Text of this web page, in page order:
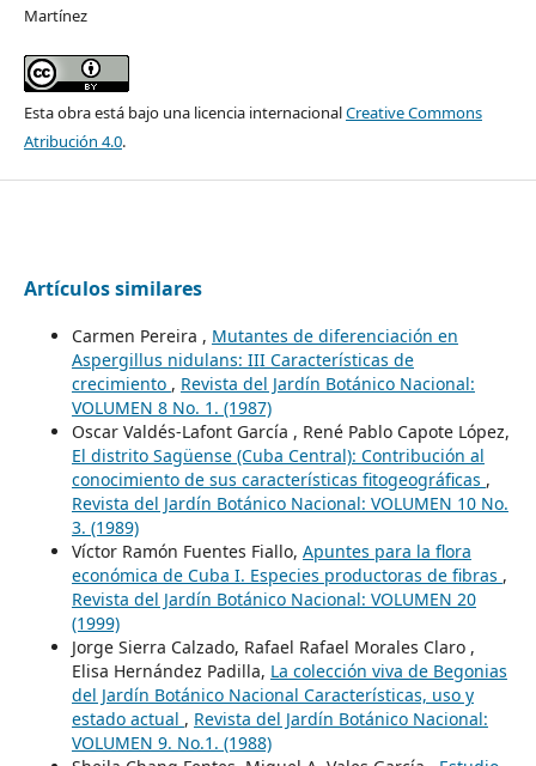
Martínez
Esta obra está bajo una licencia internacionalCreative Commons
Atribución 4.0.
Artículos similares
Carmen Pereira , Mutantes de diferenciación en
Aspergillus nidulans: III Características de
crecimiento , Revista del Jardín Botánico Nacional:
VOLUMEN 8 No. 1. (1987)
Oscar Valdés-Lafont García , René Pablo Capote López,
El distrito Sagüense (Cuba Central): Contribución al
conocimiento de sus características fitogeográficas ,
Revista del Jardín Botánico Nacional: VOLUMEN 10 No.
3. (1989)
Víctor Ramón Fuentes Fiallo, Apuntes para la flora
económica de Cuba I. Especies productoras de fibras ,
Revista del Jardín Botánico Nacional: VOLUMEN 20
(1999)
Jorge Sierra Calzado, Rafael Rafael Morales Claro ,
Elisa Hernández Padilla, La colección viva de Begonias
del Jardín Botánico Nacional Características, uso y
estado actual , Revista del Jardín Botánico Nacional:
VOLUMEN 9. No.1. (1988)